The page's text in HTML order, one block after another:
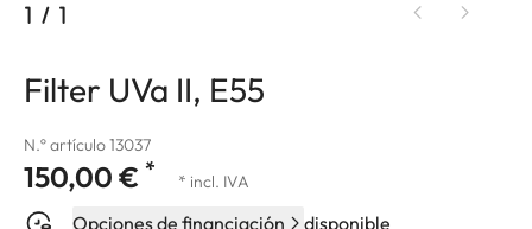
1 / 1
Filter UVa II, E55
N.º artículo 13037
150,00 € * * incl. IVA
Opciones de financiación disponible